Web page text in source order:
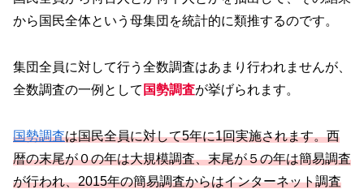
から国民全体という母集団を統計的に類推するのです。
集団全員に対して行う全数調査はあまり行われませんが、
全数調査の一例として 国勢調査が挙げられます。
国勢調査は国民全員に対して5年に1回実施されます。西
暦の末尾が０の年は大規模調査、末尾が５の年は簡易調査
が行われ、2015年の簡易調査からはインターネット調査